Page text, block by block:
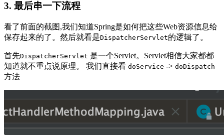
3. 最后串一下流程
看了前面的截图,我们知道Spring是如何把这些Web资源信息给
保存起来的了。然后就看是DispatcherServlet的逻辑了。
首先DispatcherServlet 是一个Servlet。Servlet相信大家都都
知道就不重点说原理。 我们直接看 doService -> doDispatch
方法